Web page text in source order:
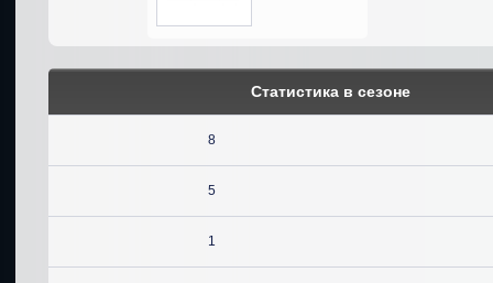
Статистика в сезоне
8
5
1